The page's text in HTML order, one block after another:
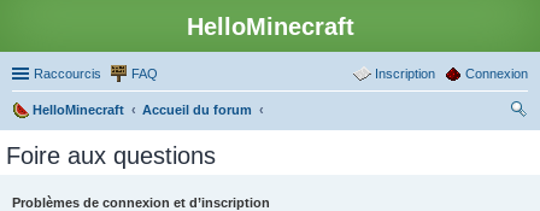
HelloMinecraft
Raccourcis FAQ Connexion
Inscription
HelloMinecraft
Accueil du forum
Foire aux questions
Problèmes de connexion et d’inscription